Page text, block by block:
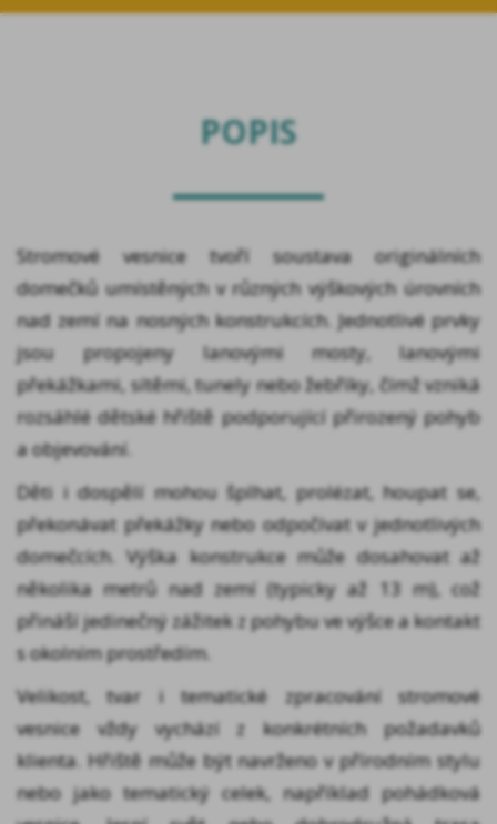
POPIS
Stromové vesnice tvoří soustava originálních
domečků umístěných v různých výškových úrovních
nad zemí na nosných konstrukcích. Jednotlivé prvky
jsou propojeny lanovými mosty, lanovými
překážkami, sítěmi, tunely nebo žebříky, čímž vzniká
rozsáhlé dětské hřiště podporující přirozený pohyb
a objevování.
Děti i dospělí mohou šplhat, prolézat, houpat se,
překonávat překážky nebo odpočívat v jednotlivých
domečcích. Výška konstrukce může dosahovat až
několika metrů nad zemí (typicky až 13 m), což
přináší jedinečný zážitek z pohybu ve výšce a kontakt
s okolním prostředím.
Velikost, tvar i tematické zpracování stromové
vesnice vždy vychází z konkrétních požadavků
klienta. Hřiště může být navrženo v přírodním stylu
nebo jako tematický celek, například pohádková